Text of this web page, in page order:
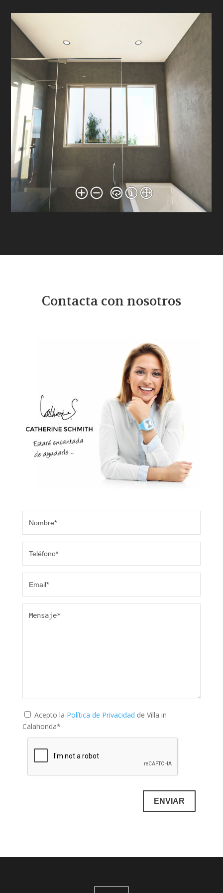
Contacta con nosotros
Acepto la Política de Privacidad de Villa in
Calahonda*